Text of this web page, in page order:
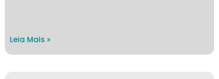
Leia Mais »